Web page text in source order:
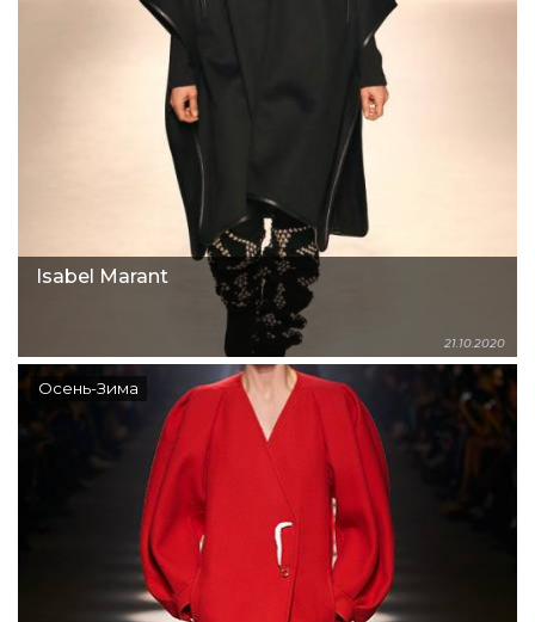
Isabel Marant
21.10.2020
Осень-Зима